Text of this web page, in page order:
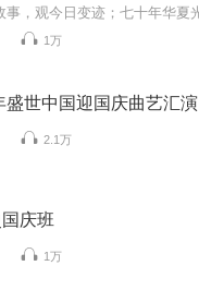
1万
盛世中国迎国庆曲艺汇演
2.1万
庆班
1万